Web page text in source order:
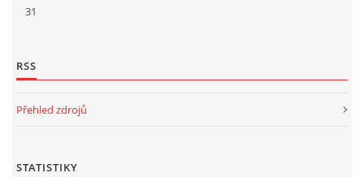
31
RSS
Přehled zdrojů
STATISTIKY